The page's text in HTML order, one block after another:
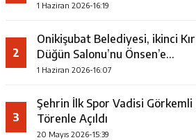
1 Haziran 2026-16:19
2
Onikişubat Belediyesi, ikinci Kır
Düğün Salonu’nu Önsen’e
kazandırıyor
1 Haziran 2026-16:07
3
Şehrin İlk Spor Vadisi Görkemli
Törenle Açıldı
20 Mayıs 2026-15:39